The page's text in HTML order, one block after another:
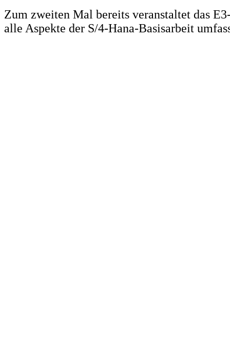
Zum zweiten Mal bereits veranstaltet das
alle Aspekte der S/4-Hana-Basisarbeit